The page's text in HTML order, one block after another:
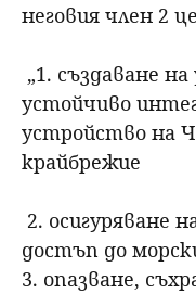
неговия член 2
„1. създаване
устойчиво
устройство на
крайбрежие
2. осигуряване
достъп до
3. опазване,